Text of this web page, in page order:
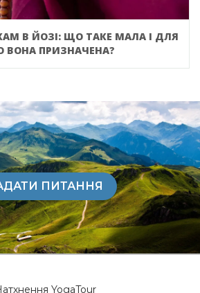
В ЙОЗІ: ЩО ТАКЕ МАЛА І ДЛЯ
ВОНА ПРИЗНАЧЕНА?
ПИТАННЯ
YogaTour